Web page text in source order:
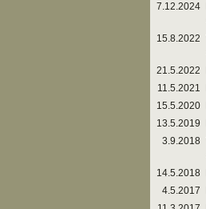
7.12.2024
15.8.2022
21.5.2022
11.5.2021
15.5.2020
13.5.2019
3.9.2018
14.5.2018
4.5.2017